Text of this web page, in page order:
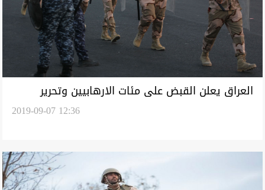
العراق يعلن القبض على مئات الارهابيين وتحرير
2019-09-07 12:36